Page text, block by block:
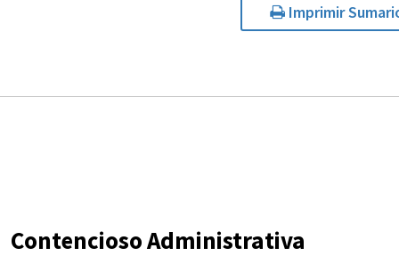
Imprimir
Contencioso Administrativa